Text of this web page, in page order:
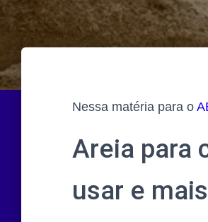
Nessa matéria para o
Areia para
usar e mais